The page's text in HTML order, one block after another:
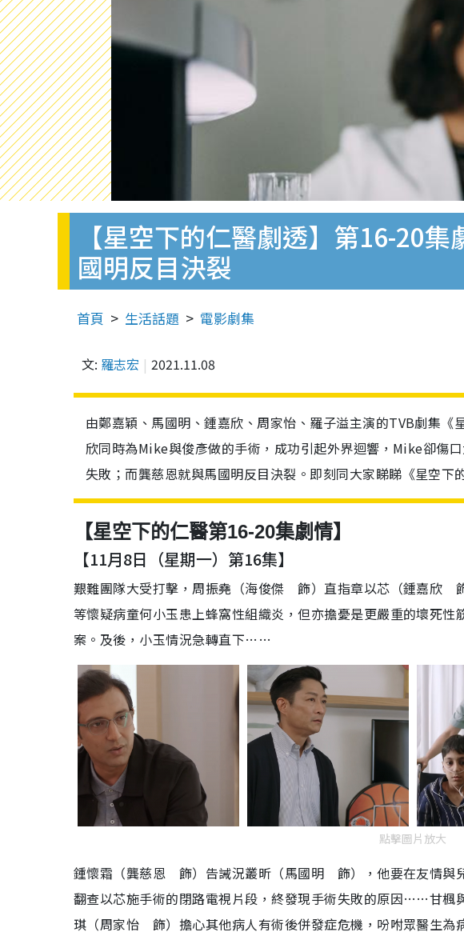
【星空下的仁醫劇透】第16-20
國明反目決裂
首頁 生活話題 電影劇集
文: 羅志宏 2021.11.08
由鄭嘉穎、馬國明、鍾嘉欣、周家怡、羅子溢主演的TVB劇集
欣同時為Mike與俊彥做的手術，成功引起外界迴響，Mike卻傷
失敗；而龔慈恩就與馬國明反目決裂。即刻同大家睇睇《星空下
【星空下的仁醫第16-20集劇情】
【11月8日（星期一）第16集】
艱難團隊大受打擊，周振堯（海俊傑 飾）直指章以芯（鍾嘉欣
等懷疑病童何小玉患上蜂窩性組織炎，但亦擔憂是更嚴重的壞死
案。及後，小玉情況急轉直下……
點擊圖片放大
鍾懷霜（龔慈恩 飾）告誡況叢昕（馬國明 飾），他要在友情與
翻查以芯施手術的閉路電視片段，終發現手術失敗的原因……甘楓
琪（周家怡 飾）擔心其他病人有術後併發症危機，吩咐眾醫生為